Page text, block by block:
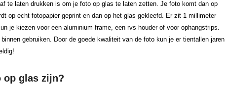
te laten drukken is om je foto op glas te laten zetten. Je foto komt dan op
op echt fotopapier geprint en dan op het glas gekleefd. Er zit 1 millimeter
je kiezen voor een aluminium frame, een rvs houder of voor ophangstrips.
gebruiken. Door de goede kwaliteit van de foto kun je er tientallen jaren
op glas zijn?